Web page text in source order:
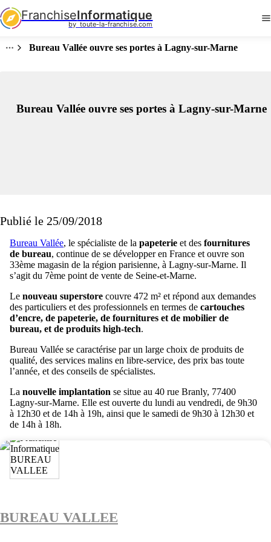
FranchiseInformatique
by  toute-la-franchise.com
Bureau Vallée ouvre ses portes à Lagny-sur-Marne
Bureau Vallée ouvre ses portes à Lagny-sur-Marne
Publié le 25/09/2018
Bureau Vallée, le spécialiste de la papeterie et des fournitures
de bureau, continue de se développer en France et ouvre son
33ème magasin de la région parisienne, à Lagny-sur-Marne. Il
s’agit du 7ème point de vente de Seine-et-Marne.
Le nouveau superstore couvre 472 m² et répond aux demandes
des particuliers et des professionnels en termes de cartouches
d’encre, de papeterie, de fournitures et de mobilier de
bureau, et de produits high-tech.
Bureau Vallée se caractérise par un large choix de produits de
qualité, des services malins en libre-service, des prix bas toute
l’année, et des conseils de spécialistes.
La nouvelle implantation se situe au 40 rue Branly, 77400
Lagny-sur-Marne. Elle est ouverte du lundi au vendredi, de 9h30
à 12h30 et de 14h à 19h, ainsi que le samedi de 9h30 à 12h30 et
de 14h à 18h.
BUREAU VALLEE